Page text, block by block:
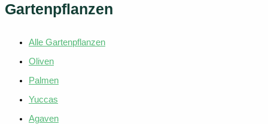
Gartenpflanzen
Alle Gartenpflanzen
Oliven
Palmen
Yuccas
Agaven